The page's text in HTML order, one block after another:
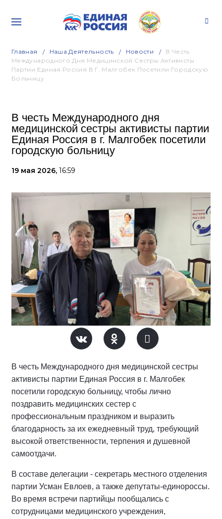
Главная Наша Деятельность Новости
В Честь
Международного Дня Медицинской Сестры Активисты
Партии Единая Россия В Г. Малгобек Посетили Городскую
Больницу
В честь Международного дня
медицинской сестры активисты партии
Единая Россия в г. Малгобек посетили
городскую больницу
19 мая 2026, 16:59
В честь Международного дня медицинской сестры
активисты партии Единая Россия в г. Малгобек
посетили городскую больницу, чтобы лично
поздравить медицинских сестер с
профессиональным праздником и выразить
благодарность за их ежедневный труд, требующий
высокой ответственности, терпения и душевной
самоотдачи.
В составе делегации - секретарь местного отделения
партии Усман Евлоев, а также депутаты-единороссы.
Во время встречи партийцы пообщались с
сотрудницами медицинского учреждения,